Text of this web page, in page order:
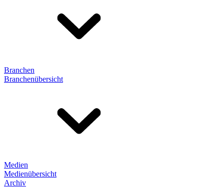
Branchen
Branchenübersicht
Medien
Medienübersicht
Archiv